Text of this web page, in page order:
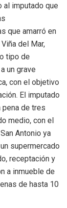
al imputado que
que amarró en
del Mar,
tipo de
un grave
con el objetivo
El imputado
pena de tres
medio, con el
Antonio ya
supermercado
receptación y
a inmueble de
de hasta 10